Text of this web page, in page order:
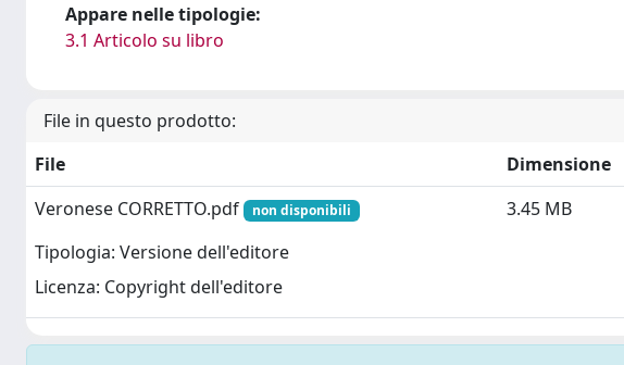
Appare nelle tipologie:
3.1 Articolo su libro
File in questo prodotto:
File
Dimensione
Veronese CORRETTO.pdf
non disponibili
Tipologia: Versione dell'editore
Licenza: Copyright dell'editore
3.45 MB